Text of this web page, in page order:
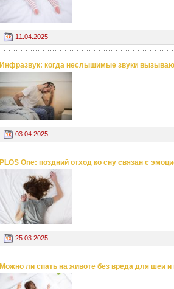
11.04.2025
Инфразвук: когда неслышимые звуки
03.04.2025
PLOS One: поздний отход ко сну связан с
25.03.2025
Можно ли спать на животе без вреда для шеи и